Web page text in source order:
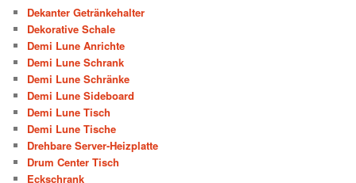
Dekanter Getränkehalter
Dekorative Schale
Demi Lune Anrichte
Demi Lune Schrank
Demi Lune Schränke
Demi Lune Sideboard
Demi Lune Tisch
Demi Lune Tische
Drehbare Server-Heizplatte
Drum Center Tisch
Eckschrank